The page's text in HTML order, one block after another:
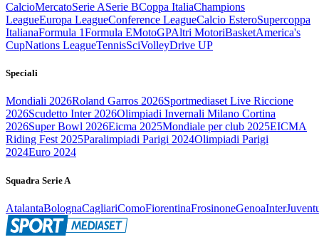
CalcioMercatoSerie ASerie BCoppa ItaliaChampions
LeagueEuropa LeagueConference LeagueCalcio EsteroSupercoppa
ItalianaFormula 1Formula EMotoGPAltri MotoriBasketAmerica's
CupNations LeagueTennisSciVolleyDrive UP
Speciali
Mondiali 2026Roland Garros 2026Sportmediaset Live Riccione
2026Scudetto Inter 2026Olimpiadi Invernali Milano Cortina
2026Super Bowl 2026Eicma 2025Mondiale per club 2025EICMA
Riding Fest 2025Paralimpiadi Parigi 2024Olimpiadi Parigi
2024Euro 2024
Squadra Serie A
AtalantaBolognaCagliariComoFiorentinaFrosinoneGenoaInter